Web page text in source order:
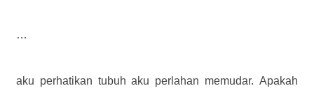
…
aku perhatikan tubuh aku perlahan memudar. Apakah